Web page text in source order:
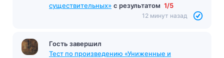
существительных» с результатом 1/5
12 минут назад
Гость завершил
Тест по произведению «Униженные и